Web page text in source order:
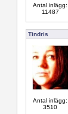
Antal inlägg:
11487
Tindris
Antal inlägg:
3510